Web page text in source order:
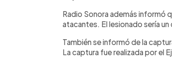
Radio Sonora además informó
atacantes. El lesionado sería
También se informó de la
La captura fue realizada por el